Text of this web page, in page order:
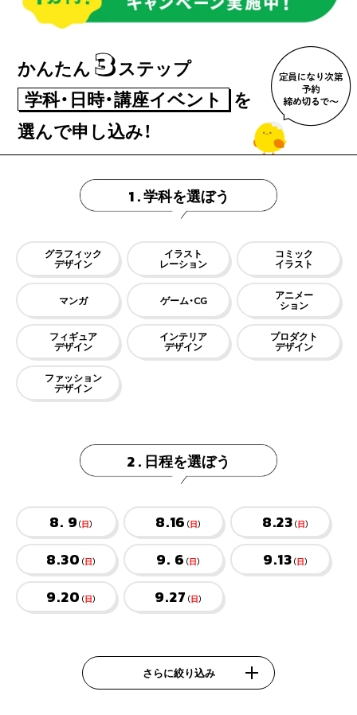
かんたん3ステップ
学科・日時・講座イベント
を
選んで申し込み！
1 .学科を選ぼう
グラフィック
デザイン
イラスト
レーション
コミック
イラスト
マンガ ゲーム・CG アニメー
ション
フィギュア
デザイン
インテリア
デザイン
プロダクト
デザイン
ファッション
デザイン
2 . 日程を選ぼう
8. 9 （日） 8.16 （日） 8.23 （日）
8.30 （日） 9. 6 （日） 9.13 （日）
9.20 （日） 9.27 （日）
さらに絞り込み